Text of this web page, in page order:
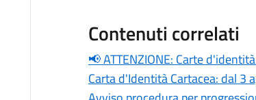
Contenuti correlati
📢 ATTENZIONE: Carte
Carta d'Identità Cartacea: dal 3